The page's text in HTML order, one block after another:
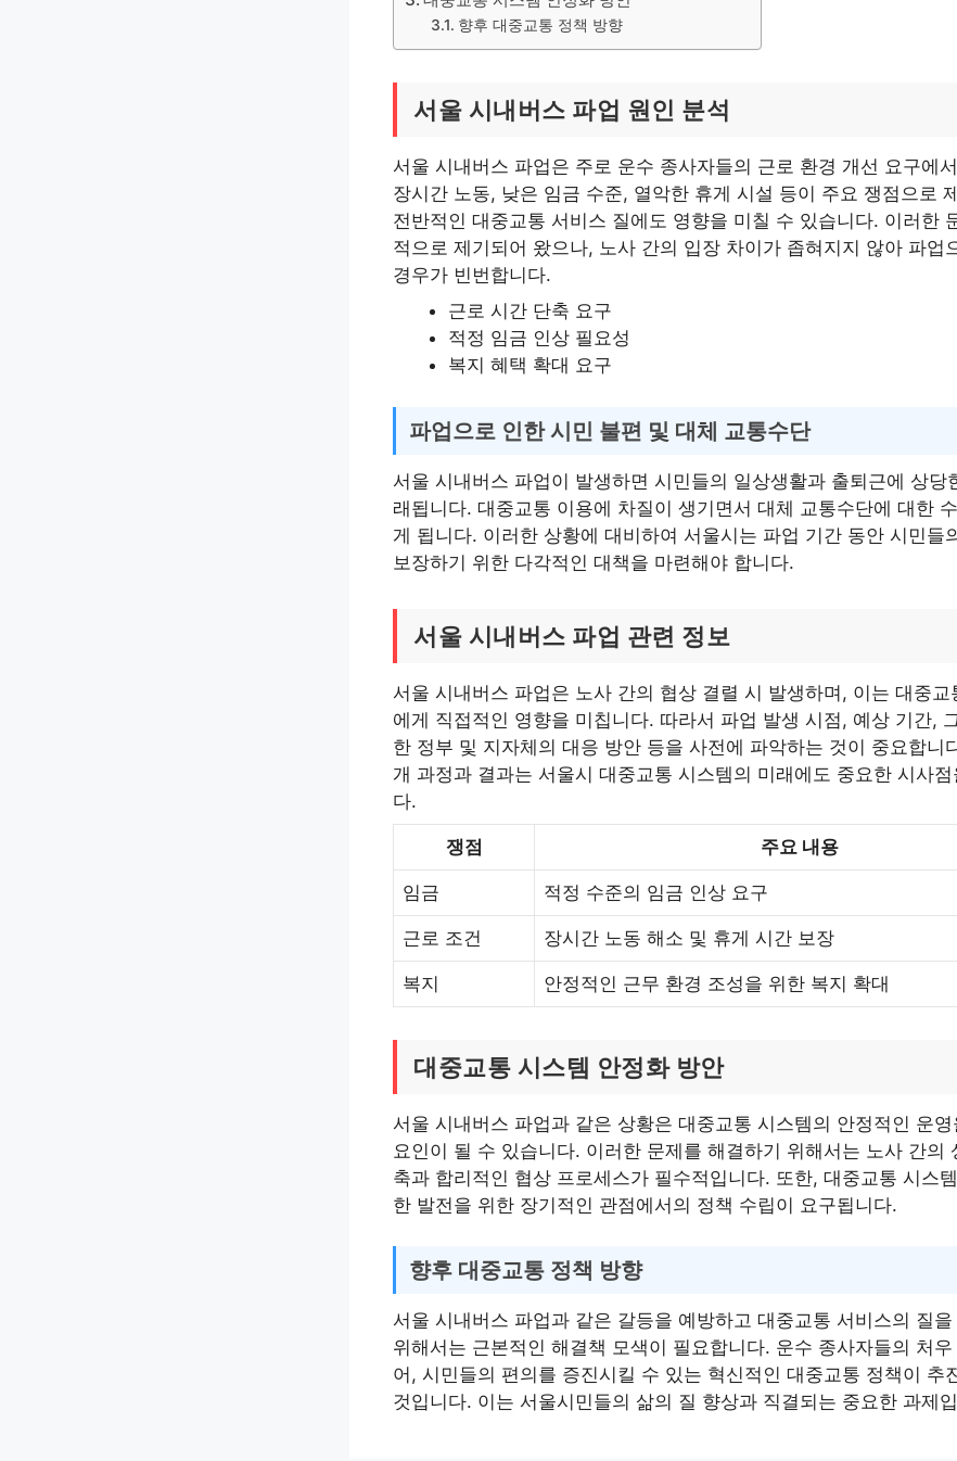
향후 대중교통 정책 방향
서울 시내버스 파업 원인 분석
서울 시내버스 파업은 주로 운수 종사자들의 근로 환경 개선 요구에
장시간 노동, 낮은 임금 수준, 열악한 휴게 시설 등이 주요 쟁점으로
전반적인 대중교통 서비스 질에도 영향을 미칠 수 있습니다. 이러한
적으로 제기되어 왔으나, 노사 간의 입장 차이가 좁혀지지 않아 파업
경우가 빈번합니다.
근로 시간 단축 요구
적정 임금 인상 필요성
복지 혜택 확대 요구
파업으로 인한 시민 불편 및 대체 교통수단
서울 시내버스 파업이 발생하면 시민들의 일상생활과 출퇴근에 상당
래됩니다. 대중교통 이용에 차질이 생기면서 대체 교통수단에 대한
게 됩니다. 이러한 상황에 대비하여 서울시는 파업 기간 동안 시민들
보장하기 위한 다각적인 대책을 마련해야 합니다.
서울 시내버스 파업 관련 정보
서울 시내버스 파업은 노사 간의 협상 결렬 시 발생하며, 이는 대중교
에게 직접적인 영향을 미칩니다. 따라서 파업 발생 시점, 예상 기간,
한 정부 및 지자체의 대응 방안 등을 사전에 파악하는 것이 중요합니
개 과정과 결과는 서울시 대중교통 시스템의 미래에도 중요한 시사점
다.
쟁점 주요 내용
임금 적정 수준의 임금 인상 요구
근로 조건 장시간 노동 해소 및 휴게 시간 보장
복지 안정적인 근무 환경 조성을 위한 복지 확대
대중교통 시스템 안정화 방안
서울 시내버스 파업과 같은 상황은 대중교통 시스템의 안정적인 운
요인이 될 수 있습니다. 이러한 문제를 해결하기 위해서는 노사 간의
축과 합리적인 협상 프로세스가 필수적입니다. 또한, 대중교통 시스
한 발전을 위한 장기적인 관점에서의 정책 수립이 요구됩니다.
향후 대중교통 정책 방향
서울 시내버스 파업과 같은 갈등을 예방하고 대중교통 서비스의 질을
위해서는 근본적인 해결책 모색이 필요합니다. 운수 종사자들의 처
어, 시민들의 편의를 증진시킬 수 있는 혁신적인 대중교통 정책이 추
것입니다. 이는 서울시민들의 삶의 질 향상과 직결되는 중요한 과제